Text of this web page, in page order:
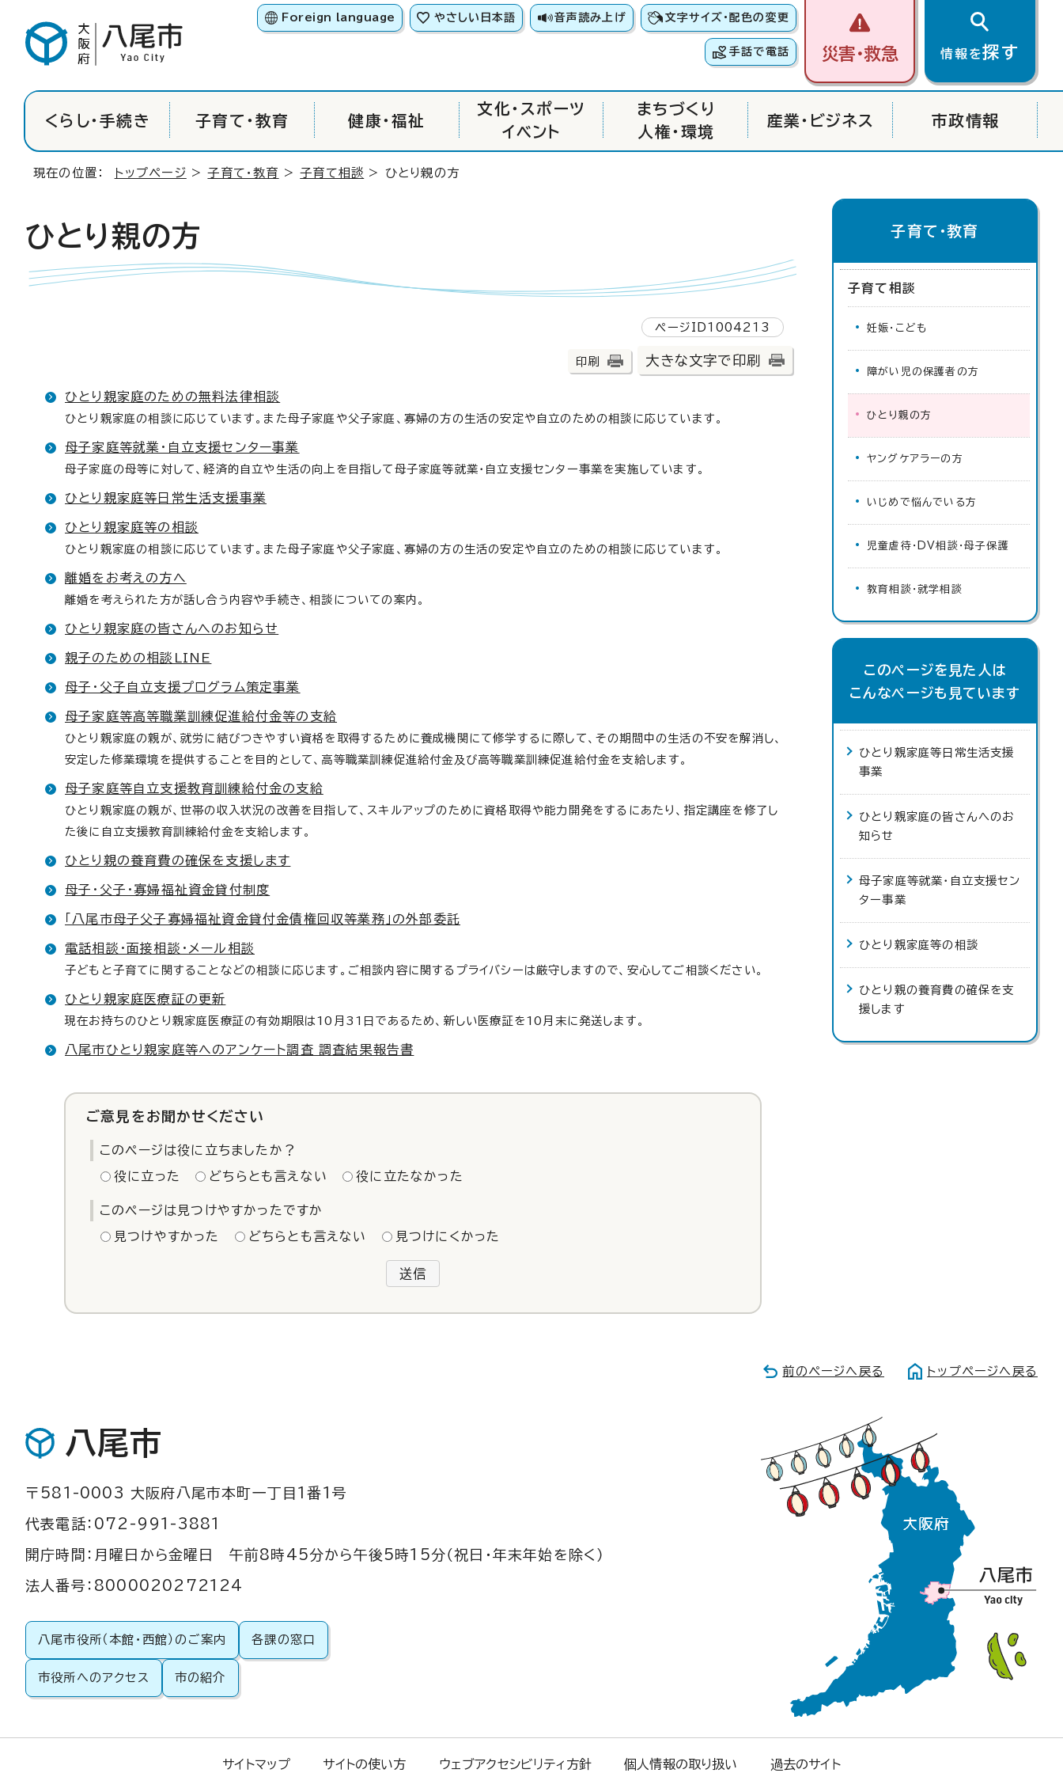
Foreign language やさしい日本語 音声読み上げ 文字サイズ・配色の変更
手話で電話 災害・救急 情報を探す
くらし・手続き 子育て・教育 健康・福祉
文化・スポーツ
イベント
まちづくり
人権・環境
産業・ビジネス 市政情報
現在の位置： トップページ >子育て・教育 >子育て相談 > ひとり親の方
ひとり親の方
ページID1004213
印刷 大きな文字で印刷
ひとり親家庭のための無料法律相談
ひとり親家庭の相談に応じています。また母子家庭や父子家庭、寡婦の方の生活の安定や自立のための相談に応じています。
母子家庭等就業・自立支援センター事業
母子家庭の母等に対して、経済的自立や生活の向上を目指して母子家庭等就業・自立支援センター事業を実施しています。
ひとり親家庭等日常生活支援事業
ひとり親家庭等の相談
ひとり親家庭の相談に応じています。また母子家庭や父子家庭、寡婦の方の生活の安定や自立のための相談に応じています。
離婚をお考えの方へ
離婚を考えられた方が話し合う内容や手続き、相談についての案内。
ひとり親家庭の皆さんへのお知らせ
親子のための相談LINE
母子・父子自立支援プログラム策定事業
母子家庭等高等職業訓練促進給付金等の支給
ひとり親家庭の親が、就労に結びつきやすい資格を取得するために養成機関にて修学するに際して、その期間中の生活の不安を解消し、
安定した修業環境を提供することを目的として、高等職業訓練促進給付金及び高等職業訓練促進給付金を支給します。
母子家庭等自立支援教育訓練給付金の支給
ひとり親家庭の親が、世帯の収入状況の改善を目指して、スキルアップのために資格取得や能力開発をするにあたり、指定講座を修了し
た後に自立支援教育訓練給付金を支給します。
ひとり親の養育費の確保を支援します
母子・父子・寡婦福祉資金貸付制度
「八尾市母子父子寡婦福祉資金貸付金債権回収等業務」の外部委託
電話相談・面接相談・メール相談
子どもと子育てに関することなどの相談に応じます。ご相談内容に関するプライバシーは厳守しますので、安心してご相談ください。
ひとり親家庭医療証の更新
現在お持ちのひとり親家庭医療証の有効期限は10月31日であるため、新しい医療証を10月末に発送します。
八尾市ひとり親家庭等へのアンケート調査 調査結果報告書
ご意見をお聞かせください
このページは役に立ちましたか？
役に立った どちらとも言えない 役に立たなかった
このページは見つけやすかったですか
見つけやすかった どちらとも言えない 見つけにくかった
送信
子育て・教育
子育て相談
妊娠・こども
障がい児の保護者の方
ひとり親の方
ヤングケアラーの方
いじめで悩んでいる方
児童虐待・DV相談・母子保護
教育相談・就学相談
このページを見た人は
こんなページも見ています
ひとり親家庭等日常生活支援
事業
ひとり親家庭の皆さんへのお
知らせ
母子家庭等就業・自立支援セン
ター事業
ひとり親家庭等の相談
ひとり親の養育費の確保を支
援します
前のページへ戻る トップページへ戻る
八尾市
〒581-0003 大阪府八尾市本町一丁目1番1号
代表電話：072-991-3881
開庁時間：月曜日から金曜日 午前8時45分から午後5時15分（祝日・年末年始を除く）
法人番号：8000020272124
八尾市役所（本館・西館）のご案内 各課の窓口
市役所へのアクセス 市の紹介
サイトマップ サイトの使い方 ウェブアクセシビリティ方針 個人情報の取り扱い 過去のサイト